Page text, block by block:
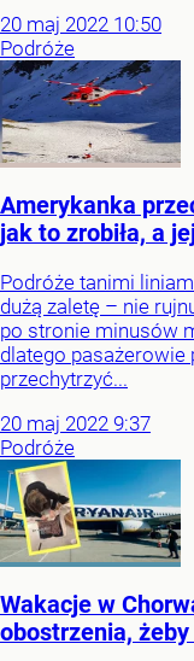
20 maj 2022 10:50
Podróże
Amerykanka
jak to zrobiła, a
Podróże tanimi
dużą zaletę – nie
po stronie minusów
dlatego pasażerowie
przechytrzyć...
20 maj 2022 9:37
Podróże
Wakacje w
obostrzenia,